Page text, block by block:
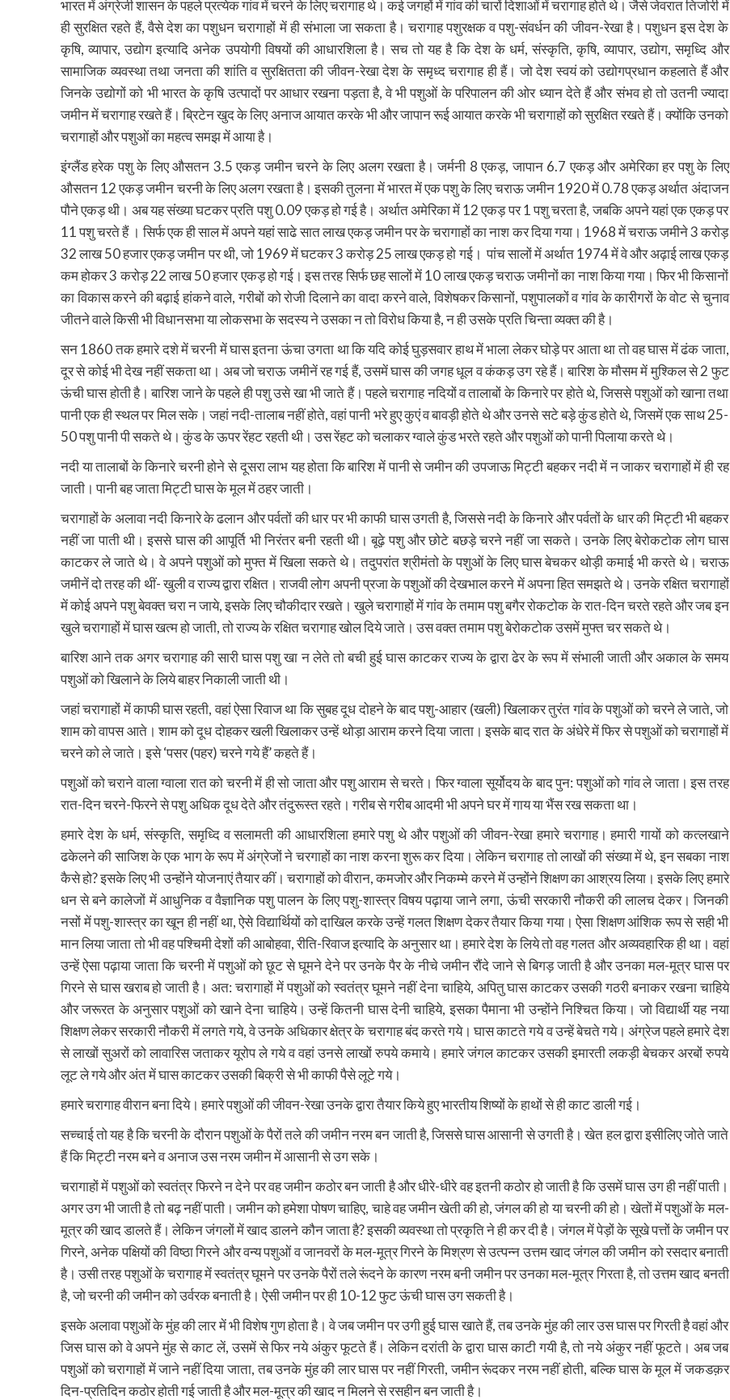
भारत में अंग्रेजी शासन के पहले प्रत्येक गांव में चरने के लिए चरागाह थे। कई जगहों में गांव की चारों दिशाओं में चरागाह होते थे। जैसे जेवरात तिजोरी में
ही सुरक्षित रहते हैं, वैसे देश का पशुधन चरागाहों में ही संभाला जा सकता है। चरागाह पशुरक्षक व पशु-संवर्धन की जीवन-रेखा है। पशुधन इस देश के
कृषि, व्यापार, उद्योग इत्यादि अनेक उपयोगी विषयों की आधारशिला है। सच तो यह है कि देश के धर्म, संस्कृति, कृषि, व्यापार, उद्योग, समृध्दि और
सामाजिक व्यवस्था तथा जनता की शांति व सुरक्षितता की जीवन-रेखा देश के समृध्द चरागाह ही हैं। जो देश स्वयं को उद्योगप्रधान कहलाते हैं और
जिनके उद्योगों को भी भारत के कृषि उत्पादों पर आधार रखना पड़ता है, वे भी पशुओं के परिपालन की ओर ध्यान देते हैं और संभव हो तो उतनी ज्यादा
जमीन में चरागाह रखते हैं। ब्रिटेन खुद के लिए अनाज आयात करके भी और जापान रूई आयात करके भी चरागाहों को सुरक्षित रखते हैं। क्योंकि उनको
चरागाहों और पशुओं का महत्व समझ में आया है।
इंग्लैंड हरेक पशु के लिए औसतन 3.5 एकड़ जमीन चरने के लिए अलग रखता है। जर्मनी 8 एकड़, जापान 6.7 एकड़ और अमेरिका हर पशु के लिए
औसतन 12 एकड़ जमीन चरनी के लिए अलग रखता है। इसकी तुलना में भारत में एक पशु के लिए चराऊ जमीन 1920 में 0.78 एकड़ अर्थात अंदाजन
पौने एकड़ थी। अब यह संख्या घटकर प्रति पशु 0.09 एकड़ हो गई है। अर्थात अमेरिका में 12 एकड़ पर 1 पशु चरता है, जबकि अपने यहां एक एकड़ पर
11 पशु चरते हैं । सिर्फ एक ही साल में अपने यहां साढे सात लाख एकड़ जमीन पर के चरागाहों का नाश कर दिया गया। 1968 में चराऊ जमीने 3 करोड़
32 लाख 50 हजार एकड़ जमीन पर थी, जो 1969 में घटकर 3 करोड़ 25 लाख एकड़ हो गई। पांच सालों में अर्थात 1974 में वे और अढ़ाई लाख एकड़
कम होकर 3 करोड़ 22 लाख 50 हजार एकड़ हो गई। इस तरह सिर्फ छह सालों में 10 लाख एकड़ चराऊ जमीनों का नाश किया गया। फिर भी किसानों
का विकास करने की बढ़ाई हांकने वाले, गरीबों को रोजी दिलाने का वादा करने वाले, विशेषकर किसानों, पशुपालकों व गांव के कारीगरों के वोट से चुनाव
जीतने वाले किसी भी विधानसभा या लोकसभा के सदस्य ने उसका न तो विरोध किया है, न ही उसके प्रति चिन्ता व्यक्त की है।
सन 1860 तक हमारे दशे में चरनी में घास इतना ऊंचा उगता था कि यदि कोई घुड़सवार हाथ में भाला लेकर घोड़े पर आता था तो वह घास में ढंक जाता,
दूर से कोई भी देख नहीं सकता था। अब जो चराऊ जमीनें रह गई हैं, उसमें घास की जगह धूल व कंकड़ उग रहे हैं। बारिश के मौसम में मुश्किल से 2 फुट
ऊंची घास होती है। बारिश जाने के पहले ही पशु उसे खा भी जाते हैं। पहले चरागाह नदियों व तालाबों के किनारे पर होते थे, जिससे पशुओं को खाना तथा
पानी एक ही स्थल पर मिल सके। जहां नदी-तालाब नहीं होते, वहां पानी भरे हुए कुएं व बावड़ी होते थे और उनसे सटे बड़े कुंड होते थे, जिसमें एक साथ 25-
50 पशु पानी पी सकते थे। कुंड के ऊपर रेंहट रहती थी। उस रेंहट को चलाकर ग्वाले कुंड भरते रहते और पशुओं को पानी पिलाया करते थे।
नदी या तालाबों के किनारे चरनी होने से दूसरा लाभ यह होता कि बारिश में पानी से जमीन की उपजाऊ मिट्टी बहकर नदी में न जाकर चरागाहों में ही रह
जाती। पानी बह जाता मिट्टी घास के मूल में ठहर जाती।
चरागाहों के अलावा नदी किनारे के ढलान और पर्वतों की धार पर भी काफी घास उगती है, जिससे नदी के किनारे और पर्वतों के धार की मिट्टी भी बहकर
नहीं जा पाती थी। इससे घास की आपूर्ति भी निरंतर बनी रहती थी। बूढ़े पशु और छोटे बछड़े चरने नहीं जा सकते। उनके लिए बेरोकटोक लोग घास
काटकर ले जाते थे। वे अपने पशुओं को मुफ्त में खिला सकते थे। तदुपरांत श्रीमंतो के पशुओं के लिए घास बेचकर थोड़ी कमाई भी करते थे। चराऊ
जमीनें दो तरह की थीं- खुली व राज्य द्वारा रक्षित। राजवी लोग अपनी प्रजा के पशुओं की देखभाल करने में अपना हित समझते थे। उनके रक्षित चरागाहों
में कोई अपने पशु बेवक्त चरा न जाये, इसके लिए चौकीदार रखते। खुले चरागाहों में गांव के तमाम पशु बगैर रोकटोक के रात-दिन चरते रहते और जब इन
खुले चरागाहों में घास खत्म हो जाती, तो राज्य के रक्षित चरागाह खोल दिये जाते। उस वक्त तमाम पशु बेरोकटोक उसमें मुफ्त चर सकते थे।
बारिश आने तक अगर चरागाह की सारी घास पशु खा न लेते तो बची हुई घास काटकर राज्य के द्वारा ढेर के रूप में संभाली जाती और अकाल के समय
पशुओं को खिलाने के लिये बाहर निकाली जाती थी।
जहां चरागाहों में काफी घास रहती, वहां ऐसा रिवाज था कि सुबह दूध दोहने के बाद पशु-आहार (खली) खिलाकर तुरंत गांव के पशुओं को चरने ले जाते, जो
शाम को वापस आते। शाम को दूध दोहकर खली खिलाकर उन्हें थोड़ा आराम करने दिया जाता। इसके बाद रात के अंधेरे में फिर से पशुओं को चरागाहों में
चरने को ले जाते। इसे ‘पसर (पहर) चरने गये हैं’ कहते हैं।
पशुओं को चराने वाला ग्वाला रात को चरनी में ही सो जाता और पशु आराम से चरते। फिर ग्वाला सूर्योदय के बाद पुन: पशुओं को गांव ले जाता। इस तरह
रात-दिन चरने-फिरने से पशु अधिक दूध देते और तंदुरूस्त रहते। गरीब से गरीब आदमी भी अपने घर में गाय या भैंस रख सकता था।
हमारे देश के धर्म, संस्कृति, समृध्दि व सलामती की आधारशिला हमारे पशु थे और पशुओं की जीवन-रेखा हमारे चरागाह। हमारी गायों को कत्लखाने
ढकेलने की साजिश के एक भाग के रूप में अंग्रेजों ने चरगाहों का नाश करना शुरू कर दिया। लेकिन चरागाह तो लाखों की संख्या में थे, इन सबका नाश
कैसे हो? इसके लिए भी उन्होंने योजनाएं तैयार कीं। चरागाहों को वीरान, कमजोर और निकम्मे करने में उन्होंने शिक्षण का आश्रय लिया। इसके लिए हमारे
धन से बने कालेजों में आधुनिक व वैज्ञानिक पशु पालन के लिए पशु-शास्त्र विषय पढ़ाया जाने लगा, ऊंची सरकारी नौकरी की लालच देकर। जिनकी
नसों में पशु-शास्त्र का खून ही नहीं था, ऐसे विद्यार्थियों को दाखिल करके उन्हें गलत शिक्षण देकर तैयार किया गया। ऐसा शिक्षण आंशिक रूप से सही भी
मान लिया जाता तो भी वह पश्चिमी देशों की आबोहवा, रीति-रिवाज इत्यादि के अनुसार था। हमारे देश के लिये तो वह गलत और अव्यवहारिक ही था। वहां
उन्हें ऐसा पढ़ाया जाता कि चरनी में पशुओं को छूट से घूमने देने पर उनके पैर के नीचे जमीन रौंदे जाने से बिगड़ जाती है और उनका मल-मूत्र घास पर
गिरने से घास खराब हो जाती है। अत: चरागाहों में पशुओं को स्वतंत्र घूमने नहीं देना चाहिये, अपितु घास काटकर उसकी गठरी बनाकर रखना चाहिये
और जरूरत के अनुसार पशुओं को खाने देना चाहिये। उन्हें कितनी घास देनी चाहिये, इसका पैमाना भी उन्होंने निश्चित किया। जो विद्यार्थी यह नया
शिक्षण लेकर सरकारी नौकरी में लगते गये, वे उनके अधिकार क्षेत्र के चरागाह बंद करते गये। घास काटते गये व उन्हें बेचते गये। अंग्रेज पहले हमारे देश
से लाखों सुअरों को लावारिस जताकर यूरोप ले गये व वहां उनसे लाखों रुपये कमाये। हमारे जंगल काटकर उसकी इमारती लकड़ी बेचकर अरबों रुपये
लूट ले गये और अंत में घास काटकर उसकी बिक्री से भी काफी पैसे लूटे गये।
हमारे चरागाह वीरान बना दिये। हमारे पशुओं की जीवन-रेखा उनके द्वारा तैयार किये हुए भारतीय शिष्यों के हाथों से ही काट डाली गई।
सच्चाई तो यह है कि चरनी के दौरान पशुओं के पैरों तले की जमीन नरम बन जाती है, जिससे घास आसानी से उगती है। खेत हल द्वारा इसीलिए जोते जाते
हैं कि मिट्टी नरम बने व अनाज उस नरम जमीन में आसानी से उग सके।
चरागाहों में पशुओं को स्वतंत्र फिरने न देने पर वह जमीन कठोर बन जाती है और धीरे-धीरे वह इतनी कठोर हो जाती है कि उसमें घास उग ही नहीं पाती।
अगर उग भी जाती है तो बढ़ नहीं पाती। जमीन को हमेशा पोषण चाहिए, चाहे वह जमीन खेती की हो, जंगल की हो या चरनी की हो। खेतों में पशुओं के मल-
मूत्र की खाद डालते हैं। लेकिन जंगलों में खाद डालने कौन जाता है? इसकी व्यवस्था तो प्रकृति ने ही कर दी है। जंगल में पेड़ों के सूखे पत्तों के जमीन पर
गिरने, अनेक पक्षियों की विष्ठा गिरने और वन्य पशुओं व जानवरों के मल-मूत्र गिरने के मिश्रण से उत्पन्न उत्तम खाद जंगल की जमीन को रसदार बनाती
है। उसी तरह पशुओं के चरागाह में स्वतंत्र घूमने पर उनके पैरों तले रूंदने के कारण नरम बनी जमीन पर उनका मल-मूत्र गिरता है, तो उत्तम खाद बनती
है, जो चरनी की जमीन को उर्वरक बनाती है। ऐसी जमीन पर ही 10-12 फुट ऊंची घास उग सकती है।
इसके अलावा पशुओं के मुंह की लार में भी विशेष गुण होता है। वे जब जमीन पर उगी हुई घास खाते हैं, तब उनके मुंह की लार उस घास पर गिरती है वहां और
जिस घास को वे अपने मुंह से काट लें, उसमें से फिर नये अंकुर फूटते हैं। लेकिन दरांती के द्वारा घास काटी गयी है, तो नये अंकुर नहीं फूटते। अब जब
पशुओं को चरागाहों में जाने नहीं दिया जाता, तब उनके मुंह की लार घास पर नहीं गिरती, जमीन रूंदकर नरम नहीं होती, बल्कि घास के मूल में जकडक़र
दिन-प्रतिदिन कठोर होती गई जाती है और मल-मूत्र की खाद न मिलने से रसहीन बन जाती है।